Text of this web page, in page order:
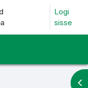
Logi
sisse